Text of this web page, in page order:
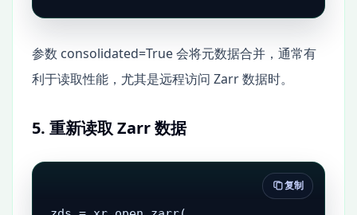
参数 consolidated=True 会将元数据合并，通常有
利于读取性能，尤其是远程访问 Zarr 数据时。
5. 重新读取 Zarr 数据
复制